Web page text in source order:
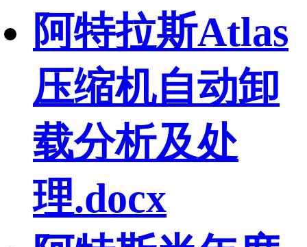
阿特拉斯Atlas
压缩机自动卸
载分析及处
理.docx